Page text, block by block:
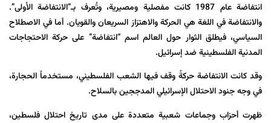
انتفاضة عام 1987 كانت مفصلية ومصيرية، وتُعرف بـ”الانتفاضة الأولى”.
والانتفاضة في اللغة هي الحركة والاهتزاز السريعان والقويان. أما في الاصطلاح
السياسي، فيطلق الثوار حول العالم اسم “انتفاضة” على حركة الاحتجاجات
المدنية الفلسطينية ضد إسرائيل.
وقد كانت الانتفاضة حركةً وقف فيها الشعب الفلسطيني، مستخدماً الحجارة،
في وجه جنود الاحتلال الإسرائيلي المدججين بالسلاح.
ظهرت أحزاب وجماعات شعبية متعددة على مدى تاريخ احتلال فلسطين،